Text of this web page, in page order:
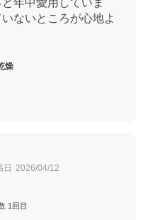
ないところが心地よ
燥
日 2026/04/12
1回目